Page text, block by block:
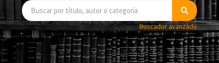
Buscador avanzado